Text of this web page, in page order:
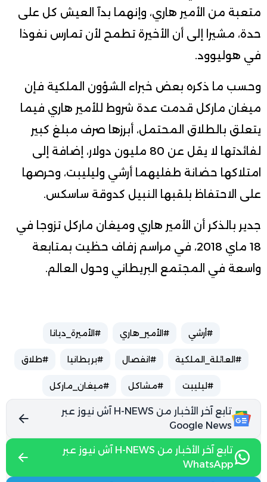
متعبة من الأمير هاري، وإنهما بدآ العيش كل على
حدة، مشيرا إلى أن الأخيرة تطمح لأن تمارس نفوذا
في هوليوود.
وحسب ما ذكره بعض خبراء الشؤون الملكية فإن
ميغان ماركل قدمت عدة شروط للأمير هاري فيما
يتعلق بالطلاق المحتمل، أبرزها صرف مبلغ كبير
لفائدتها لا يقل عن 80 مليون دولار، إضافة إلى
امتلاكها حضانة طفليهما أرشي وليليبت، وحرصها
على الاحتفاظ بلقبها النبيل كدوقة ساسكس.
جدير بالذكر أن الأمير هاري وميغان ماركل تزوجا في
18 ماي 2018، في مراسم زفاف حظيت بمتابعة
واسعة في المجتمع البريطاني وحول العالم.
#أرشي #الأمير_هاري #الأميرة_ديانا
#العائلة_الملكية #انفصال #بريطانيا #طلاق
#ليليبت #مشاكل #ميغان_ماركل
تابع آخر الأخبار من H-NEWS آش نيوز عبر
Google News
تابع آخر الأخبار من H-NEWS آش نيوز عبر
WhatsApp